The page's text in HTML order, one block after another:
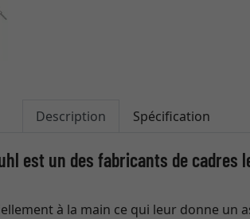
Description Spécification
est un des fabricants de cadres
à la main ce qui leur donne un